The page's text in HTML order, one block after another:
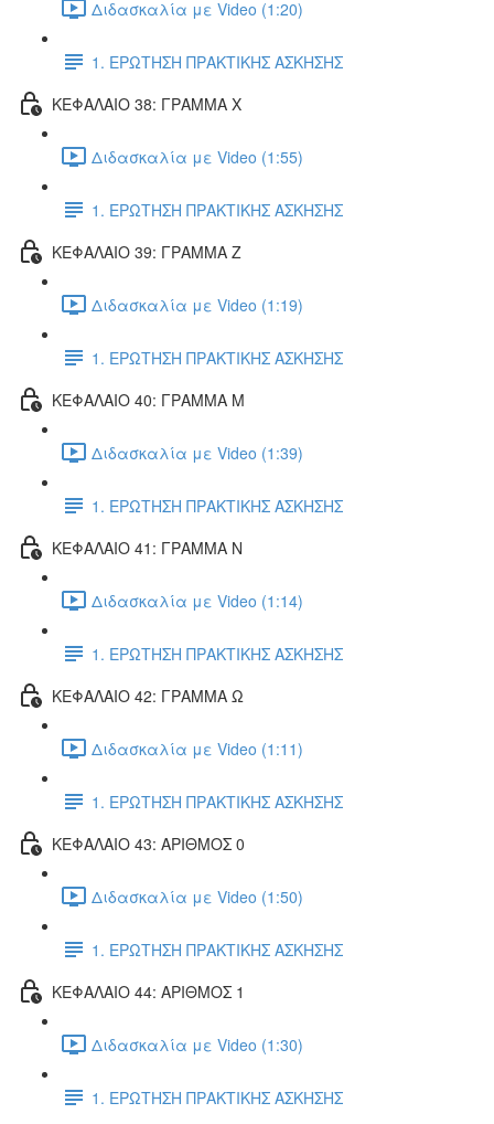
Διδασκαλία με Video (1:20)
1. ΕΡΩΤΗΣΗ ΠΡΑΚΤΙΚΗΣ ΑΣΚΗΣΗΣ
ΚΕΦΑΛΑΙΟ 38: ΓΡΑΜΜΑ Χ
Διδασκαλία με Video (1:55)
1. ΕΡΩΤΗΣΗ ΠΡΑΚΤΙΚΗΣ ΑΣΚΗΣΗΣ
ΚΕΦΑΛΑΙΟ 39: ΓΡΑΜΜΑ Ζ
Διδασκαλία με Video (1:19)
1. ΕΡΩΤΗΣΗ ΠΡΑΚΤΙΚΗΣ ΑΣΚΗΣΗΣ
ΚΕΦΑΛΑΙΟ 40: ΓΡΑΜΜΑ Μ
Διδασκαλία με Video (1:39)
1. ΕΡΩΤΗΣΗ ΠΡΑΚΤΙΚΗΣ ΑΣΚΗΣΗΣ
ΚΕΦΑΛΑΙΟ 41: ΓΡΑΜΜΑ Ν
Διδασκαλία με Video (1:14)
1. ΕΡΩΤΗΣΗ ΠΡΑΚΤΙΚΗΣ ΑΣΚΗΣΗΣ
ΚΕΦΑΛΑΙΟ 42: ΓΡΑΜΜΑ Ω
Διδασκαλία με Video (1:11)
1. ΕΡΩΤΗΣΗ ΠΡΑΚΤΙΚΗΣ ΑΣΚΗΣΗΣ
ΚΕΦΑΛΑΙΟ 43: ΑΡΙΘΜΟΣ 0
Διδασκαλία με Video (1:50)
1. ΕΡΩΤΗΣΗ ΠΡΑΚΤΙΚΗΣ ΑΣΚΗΣΗΣ
ΚΕΦΑΛΑΙΟ 44: ΑΡΙΘΜΟΣ 1
Διδασκαλία με Video (1:30)
1. ΕΡΩΤΗΣΗ ΠΡΑΚΤΙΚΗΣ ΑΣΚΗΣΗΣ